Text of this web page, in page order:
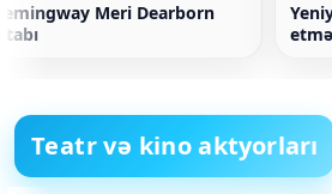
Meri Dearborn
Teatr və kino aktyorları